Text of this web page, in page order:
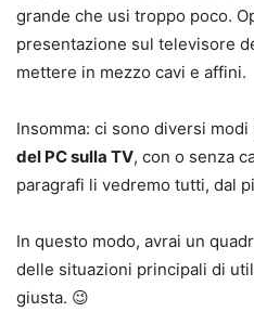
grande che usi troppo poco.
presentazione sul televisore
mettere in mezzo cavi e affini.
Insomma: ci sono diversi modi
del PC sulla TV, con o senza
paragrafi li vedremo tutti, dal
In questo modo, avrai un
delle situazioni principali di
giusta. 😉